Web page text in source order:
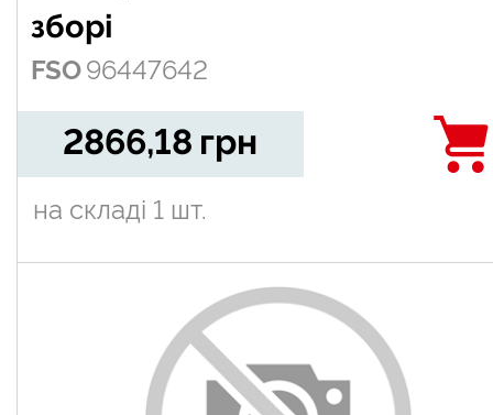
зборі
FSO96447642
2866,18 грн
на складі 1 шт.